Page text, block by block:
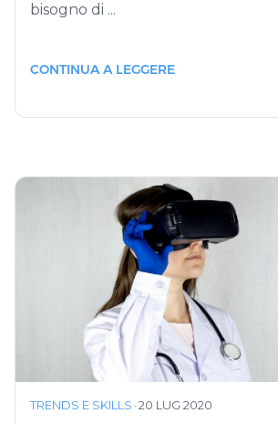
bisogno di ...
CONTINUA A LEGGERE
TRENDS E SKILLS ·20 LUG 2020